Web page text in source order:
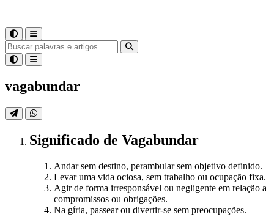
vagabundar
Significado de Vagabundar
Andar sem destino, perambular sem objetivo definido.
Levar uma vida ociosa, sem trabalho ou ocupação fixa.
Agir de forma irresponsável ou negligente em relação a
compromissos ou obrigações.
Na gíria, passear ou divertir-se sem preocupações.